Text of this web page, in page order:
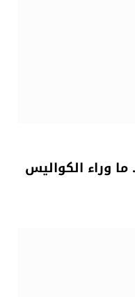
وراء الكواليس